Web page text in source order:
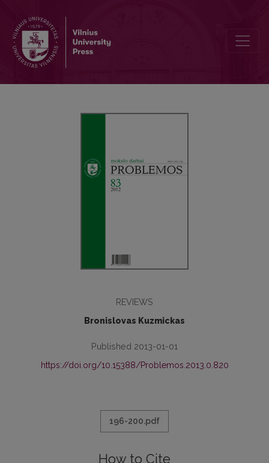
REVIEWS
Bronislovas Kuzmickas
Published 2013-01-01
https://doi.org/10.15388/Problemos.2013.0.820
196-200.pdf
How to Cite